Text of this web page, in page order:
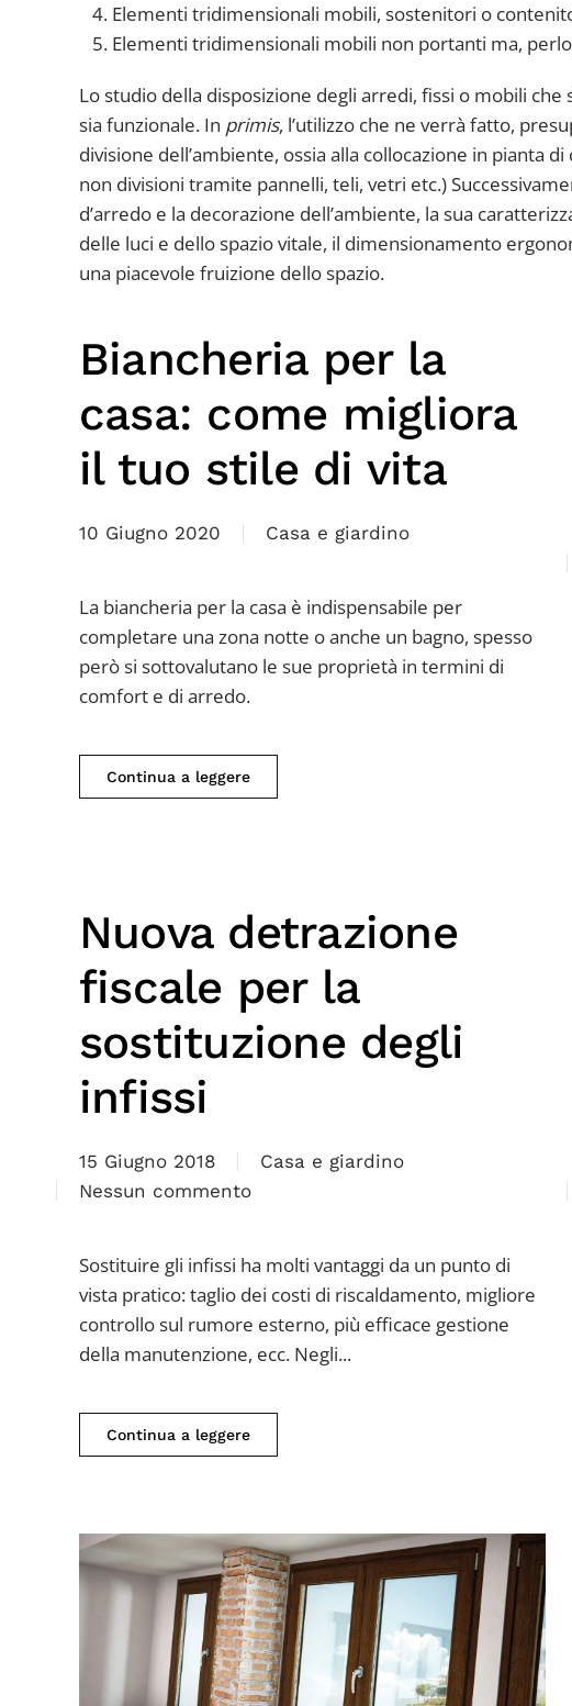
Elementi tridimensionali mobili, sostenitori o
Elementi tridimensionali mobili non portanti ma,
Lo studio della disposizione degli arredi, fissi o mobili
sia funzionale. In primis, l’utilizzo che ne verrà fatto,
divisione dell’ambiente, ossia alla collocazione in pianta
non divisioni tramite pannelli, teli, vetri etc.)
d’arredo e la decorazione dell’ambiente, la sua
delle luci e dello spazio vitale, il dimensionamento
una piacevole fruizione dello spazio.
Biancheria per la
casa: come migliora
il tuo stile di vita
10 Giugno 2020 Casa e giardino
La biancheria per la casa è indispensabile per
completare una zona notte o anche un bagno, spesso
però si sottovalutano le sue proprietà in termini di
comfort e di arredo.
Continua a leggere
Nuova detrazione
fiscale per la
sostituzione degli
infissi
15 Giugno 2018
Casa e giardino
Nessun commento
su
detrazione
fiscale
per
la
degli
infissi
Sostituire gli infissi ha molti vantaggi da un punto di
vista pratico: taglio dei costi di riscaldamento, migliore
controllo sul rumore esterno, più efficace gestione
della manutenzione, ecc. Negli...
Continua a leggere